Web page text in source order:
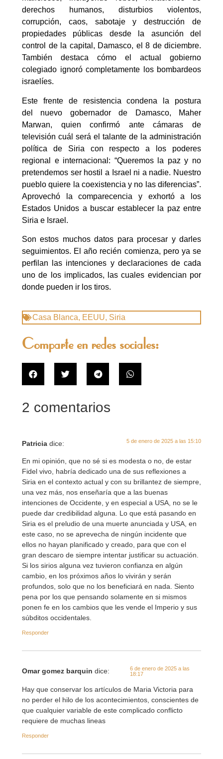
derechos humanos, disturbios violentos,
corrupción, caos, sabotaje y destrucción de
propiedades públicas desde la asunción del
control de la capital, Damasco, el 8 de diciembre.
También destaca cómo el actual gobierno
colegiado ignoró completamente los bombardeos
israelíes.
Este frente de resistencia condena la postura
del nuevo gobernador de Damasco, Maher
Marwan, quien confirmó ante cámaras de
televisión cuál será el talante de la administración
política de Siria con respecto a los poderes
regional e internacional: “Queremos la paz y no
pretendemos ser hostil a Israel ni a nadie. Nuestro
pueblo quiere la coexistencia y no las diferencias”.
Aprovechó la comparecencia y exhortó a los
Estados Unidos a buscar establecer la paz entre
Siria e Israel.
Son estos muchos datos para procesar y darles
seguimientos. El año recién comienza, pero ya se
perfilan las intenciones y declaraciones de cada
uno de los implicados, las cuales evidencian por
donde pueden ir los tiros.
Casa Blanca, EEUU, Siria
Comparte en redes sociales:
2 comentarios
Patricia dice: 5 de enero de 2025 a las 15:10
En mi opinión, que no sé si es modesta o no, de estar
Fidel vivo, habría dedicado una de sus reflexiones a
Siria en el contexto actual y con su brillantez de siempre,
una vez más, nos enseñaría que a las buenas
intenciones de Occidente, y en especial a USA, no se le
puede dar credibilidad alguna. Lo que está pasando en
Siria es el preludio de una muerte anunciada y USA, en
este caso, no se aprevecha de ningún incidente que
ellos no hayan planificado y creado, para que con el
gran descaro de siempre intentar justificar su actuación.
Si los sirios alguna vez tuvieron confianza en algún
cambio, en los próximos años lo vivirán y serán
profundos, solo que no los beneficiará en nada. Siento
pena por los que pensando solamente en si mismos
ponen fe en los cambios que les vende el Imperio y sus
súbditos occidentales.
Responder
Omar gomez barquin dice:
6 de enero de 2025 a las
18:17
Hay que conservar los artículos de Maria Victoria para
no perder el hilo de los acontecimientos, conscientes de
que cualquier variable de este complicado conflicto
requiere de muchas lineas
Responder